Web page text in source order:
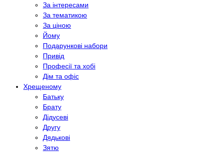
За інтересами
За тематикою
За ціною
Йому
Подарункові набори
Привід
Професії та хобі
Дім та офіс
Хрещеному
Батьку
Брату
Дідусеві
Другу
Дядькові
Зятю